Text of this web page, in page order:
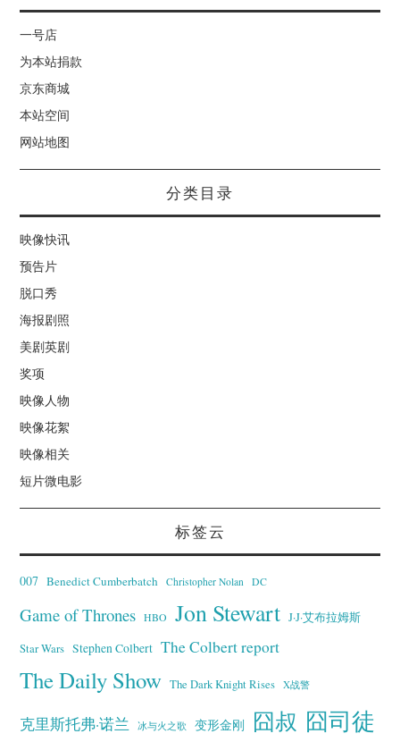
一号店
为本站捐款
京东商城
本站空间
网站地图
分类目录
映像快讯
预告片
脱口秀
海报剧照
美剧英剧
奖项
映像人物
映像花絮
映像相关
短片微电影
标签云
007 Benedict Cumberbatch Christopher Nolan DC
Game of Thrones HBO Jon Stewart J·J·艾布拉姆斯
Star Wars Stephen Colbert The Colbert report
The Daily Show The Dark Knight Rises X战警
克里斯托弗·诺兰 冰与火之歌 变形金刚 囧叔 囧司徒